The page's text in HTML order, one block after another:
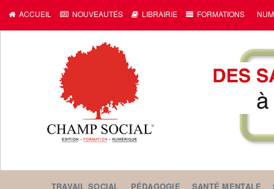
ACCUEIL NOUVEAUTÉS LIBRAIRIE FORMATIONS
TRAVAIL SOCIAL PÉDAGOGIE SANTÉ MENTALE